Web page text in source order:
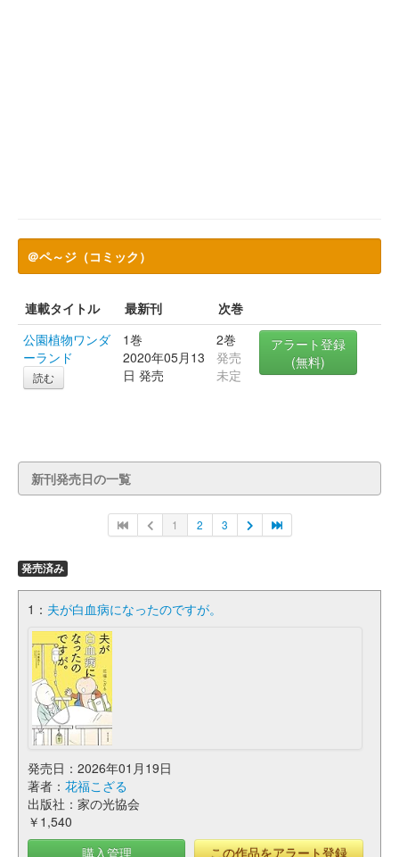
＠ペ～ジ（コミック）
連載タイトル 最新刊
次巻
公園植物ワンダ
ーランド
読む
1巻
2020年05月13
日 発売
2巻
発売
未定
アラート登録
(無料)
新刊発売日の一覧
1 2 3
発売済み
1： 夫が白血病になったのですが。
発売日：2026年01月19日
著者： 花福こざる
出版社：家の光協会
￥1,540
購入管理
この作品をアラート登録